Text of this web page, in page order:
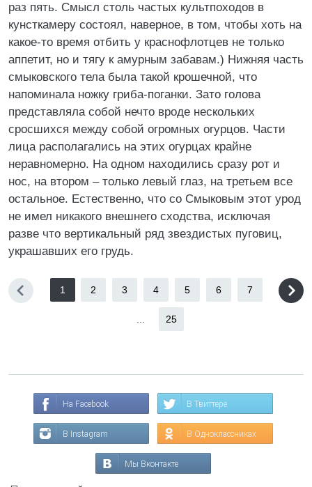
раз пять. Смысл столь частых культпоходов в
кунсткамеру состоял, наверное, в том, чтобы хоть на
какое-то время отбить у краснофлотцев не только
аппетит, но и тягу к амурным забавам.) Нижняя часть
смыковского тела была такой крошечной, что
напоминала ножку гриба-поганки. Зато голова
представляла собой нечто вроде нескольких
сросшихся между собой огромных огурцов. Части
лица располагались на этих огурцах крайне
неравномерно. На одном находились сразу рот и
нос, на втором – только левый глаз, на третьем все
остальное. Естественно, что со Смыковым этот урод
не имел никакого внешнего сходства, исключая
разве что вертикальный ряд звездистых пуговиц,
украшавших его грудь.
1 2 3 4 5 6 7
25
На Facebook В Твиттере
В Instagram В Одноклассниках
Мы Вконтакте